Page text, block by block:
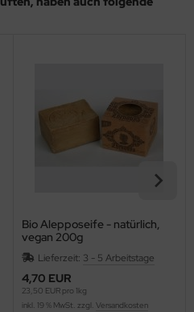
Bio Alepposeife - natürlich,
vegan 200g
Lieferzeit: 3 - 5 Arbeitstage
4,70 EUR
23,50 EUR pro 1kg
inkl. 19 % MwSt. zzgl. Versandkosten